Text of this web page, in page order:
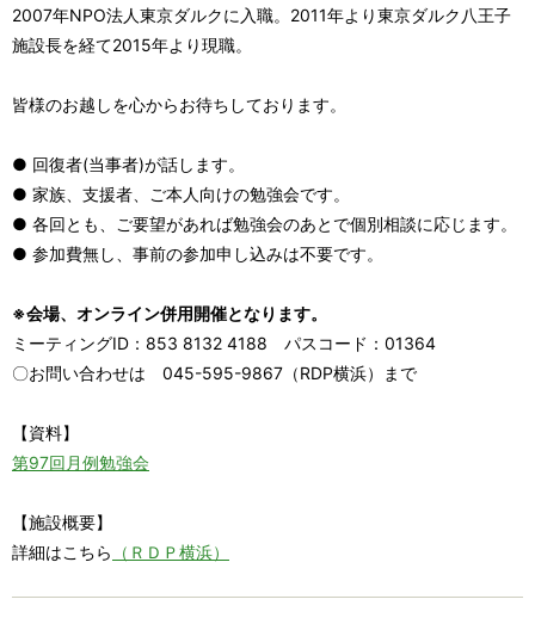
2007年NPO法人東京ダルクに入職。2011年より東京ダルク八王子
施設長を経て2015年より現職。
皆様のお越しを心からお待ちしております。
● 回復者(当事者)が話します。
● 家族、支援者、ご本人向けの勉強会です。
● 各回とも、ご要望があれば勉強会のあとで個別相談に応じます。
● 参加費無し、事前の参加申し込みは不要です。
※会場、オンライン併用開催となります。
ミーティングID：853 8132 4188 パスコード：01364
〇お問い合わせは 045-595-9867（RDP横浜）まで
【資料】
第97回月例勉強会
【施設概要】
詳細はこちら
（ＲＤＰ横浜）